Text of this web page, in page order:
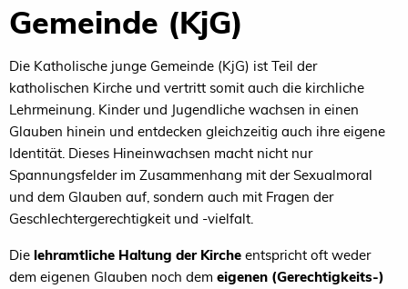
Gemeinde (KjG)
Die Katholische junge Gemeinde (KjG) ist Teil der
katholischen Kirche und vertritt somit auch die kirchliche
Lehrmeinung. Kinder und Jugendliche wachsen in einen
Glauben hinein und entdecken gleichzeitig auch ihre eigene
Identität. Dieses Hineinwachsen macht nicht nur
Spannungsfelder im Zusammenhang mit der Sexualmoral
und dem Glauben auf, sondern auch mit Fragen der
Geschlechtergerechtigkeit und -vielfalt.
Die lehramtliche Haltung der Kirche entspricht oft weder
dem eigenen Glauben noch dem eigenen (Gerechtigkeits-)